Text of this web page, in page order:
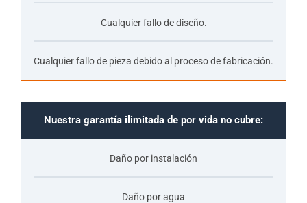
Cualquier fallo de diseño.
Cualquier fallo de pieza debido al proceso de fabricación.
Nuestra garantía ilimitada de por vida no cubre:
Daño por instalación
Daño por agua